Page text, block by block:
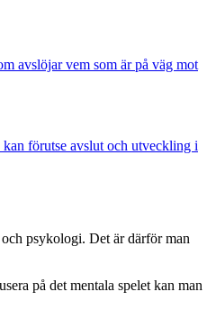
avslöjar vem som är på väg mot
kan förutse avslut och utveckling i
psykologi. Det är därför man
på det mentala spelet kan man